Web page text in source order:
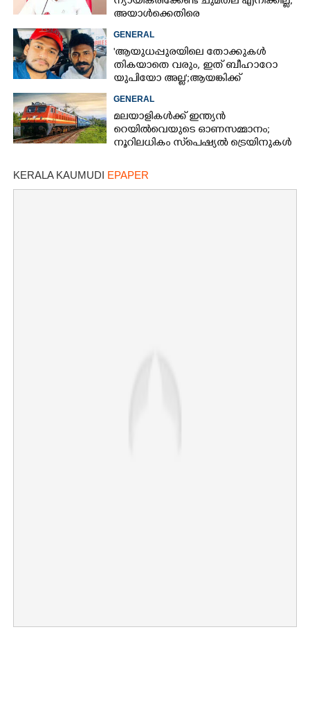
അയാൾക്കെതിരെ
GENERAL
'ആയുധപ്പുരയിലെ തോക്കുകൾ
തികയാതെ വരും, ഇത് ബീഹാറോ
യുപിയോ അല്ല';ആയങ്കിക്ക്
GENERAL
മലയാളികൾക്ക് ഇന്ത്യൻ
റെയിൽവെയുടെ ഓണസമ്മാനം;
നൂറിലധികം സ്‌പെഷ്യൽ ട്രെയിനുകൾ
KERALA KAUMUDI EPAPER